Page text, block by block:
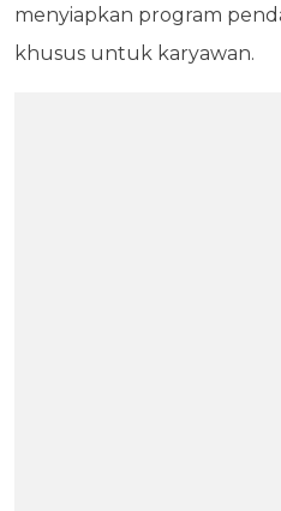
menyiapkan program
khusus untuk karyawan.